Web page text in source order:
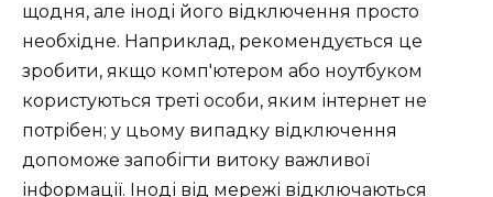
щодня, але іноді його відключення просто
необхідне. Наприклад, рекомендується це
зробити, якщо комп'ютером або ноутбуком
користуються треті особи, яким інтернет не
потрібен; у цьому випадку відключення
допоможе запобігти витоку важливої
інформації. Іноді від мережі відключаються